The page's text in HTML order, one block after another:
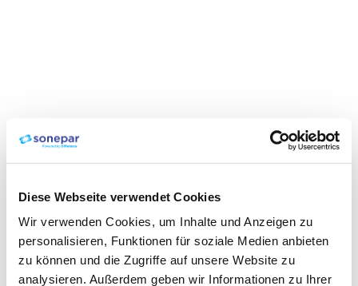
Diese Webseite verwendet Cookies
Wir verwenden Cookies, um Inhalte und Anzeigen zu
personalisieren, Funktionen für soziale Medien anbieten
zu können und die Zugriffe auf unsere Website zu
analysieren. Außerdem geben wir Informationen zu Ihrer